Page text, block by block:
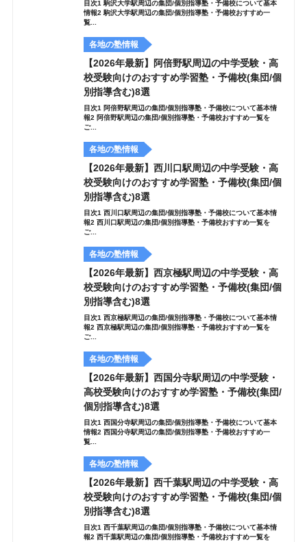
目次1 駒沢大学駅周辺の集団/個別指導塾・予備校について基本
情報2 駒沢大学駅周辺の集団/個別指導塾・予備校おすすめ一
覧...
各地の塾情報
【2026年最新】阿倍野駅周辺の中学受験・高
校受験向けのおすすめ学習塾・予備校(集団/個
別指導含む)8選
目次1 阿倍野駅周辺の集団/個別指導塾・予備校について基本情
報2 阿倍野駅周辺の集団/個別指導塾・予備校おすすめ一覧を
ご...
各地の塾情報
【2026年最新】西川口駅周辺の中学受験・高
校受験向けのおすすめ学習塾・予備校(集団/個
別指導含む)8選
目次1 西川口駅周辺の集団/個別指導塾・予備校について基本情
報2 西川口駅周辺の集団/個別指導塾・予備校おすすめ一覧を
ご...
各地の塾情報
【2026年最新】西京極駅周辺の中学受験・高
校受験向けのおすすめ学習塾・予備校(集団/個
別指導含む)8選
目次1 西京極駅周辺の集団/個別指導塾・予備校について基本情
報2 西京極駅周辺の集団/個別指導塾・予備校おすすめ一覧を
ご...
各地の塾情報
【2026年最新】西国分寺駅周辺の中学受験・
高校受験向けのおすすめ学習塾・予備校(集団/
個別指導含む)8選
目次1 西国分寺駅周辺の集団/個別指導塾・予備校について基本
情報2 西国分寺駅周辺の集団/個別指導塾・予備校おすすめ一
覧...
各地の塾情報
【2026年最新】西千葉駅周辺の中学受験・高
校受験向けのおすすめ学習塾・予備校(集団/個
別指導含む)8選
目次1 西千葉駅周辺の集団/個別指導塾・予備校について基本情
報2 西千葉駅周辺の集団/個別指導塾・予備校おすすめ一覧を